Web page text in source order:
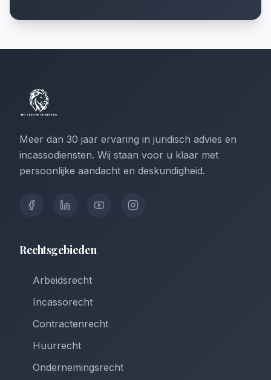
Meer dan 30 jaar ervaring in juridisch advies en
incassodiensten. Wij staan voor u klaar met
persoonlijke aandacht en deskundigheid.
Rechtsgebieden
Arbeidsrecht
Incassorecht
Contractenrecht
Huurrecht
Ondernemingsrecht